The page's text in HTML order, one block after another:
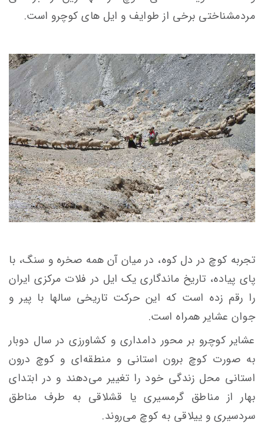
مردمشناختی برخی از طوایف و ایل های کوچرو است.
تجربه کوچ در دل کوه، در میان آن همه صخره و سنگ، با
پای پیاده، تاریخ ماندگاری یک ایل در فلات مرکزی ایران
را رقم زده است که این حرکت تاریخی سالها با پیر و
جوان عشایر همراه است.
عشایر کوچرو بر محور دامداری و کشاورزی در سال دوبار
به صورت کوچ برون استانی و منطقه‌ای و کوچ درون
استانی محل زندگی خود را تغییر می‌دهند و در ابتدای
بهار از مناطق گرمسیری یا قشلاقی به طرف مناطق
سردسیری و ییلاقی به کوچ می‌روند.